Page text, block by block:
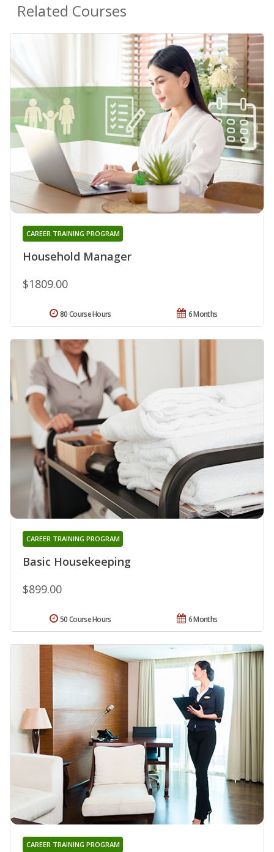
Related Courses
Household Manager
CAREER TRAINING PROGRAM
$1809.00
6 Months
80 Course Hours
Basic Housekeeping
CAREER TRAINING PROGRAM
$899.00
6 Months
50 Course Hours
CAREER TRAINING PROGRAM